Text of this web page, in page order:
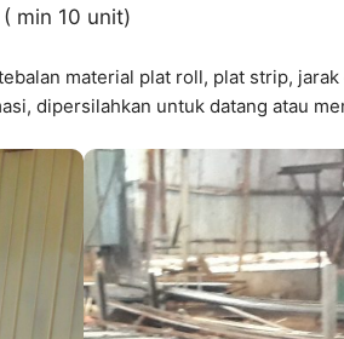
min 10 unit)
material plat roll, plat strip,
dipersilahkan untuk datang atau